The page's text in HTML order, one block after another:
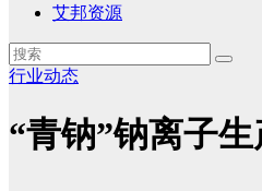
艾邦资源
行业动态
“青钠”钠离子